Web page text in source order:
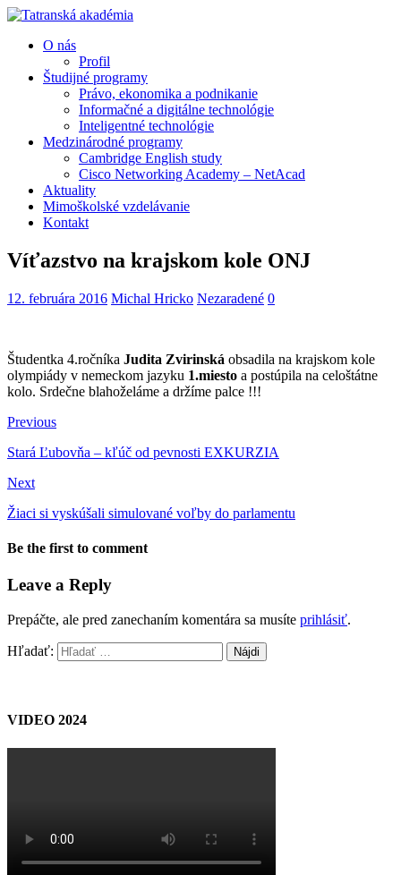
O nás
Profil
Študijné programy
Právo, ekonomika a podnikanie
Informačné a digitálne technológie
Inteligentné technológie
Medzinárodné programy
Cambridge English study
Cisco Networking Academy – NetAcad
Aktuality
Mimoškolské vzdelávanie
Kontakt
Víťazstvo na krajskom kole ONJ
12. februára 2016 Michal Hricko Nezaradené 0
Študentka 4.ročníka Judita Zvirinská obsadila na krajskom kole
olympiády v nemeckom jazyku 1.miesto a postúpila na celoštátne
kolo. Srdečne blahoželáme a držíme palce !!!
Previous
Stará Ľubovňa – kľúč od pevnosti EXKURZIA
Next
Žiaci si vyskúšali simulované voľby do parlamentu
Be the first to comment
Leave a Reply
Prepáčte, ale pred zanechaním komentára sa musíte prihlásiť.
Hľadať:
VIDEO 2024